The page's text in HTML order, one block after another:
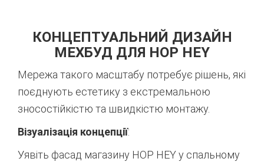
КОНЦЕПТУАЛЬНИЙ ДИЗАЙН
МЕХБУД ДЛЯ HOP HEY
Мережа такого масштабу потребує рішень, які
поєднують естетику з екстремальною
зносостійкістю та швидкістю монтажу.
Візуалізація концепції:
Уявіть фасад магазину HOP HEY у спальному